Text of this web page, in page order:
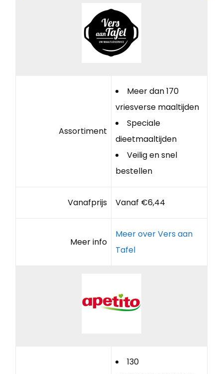
Assortiment
Meer dan 170
vriesverse maaltijden
Speciale
dieetmaaltijden
Veilig en snel
bestellen
Vanafprijs Vanaf €6,44
Meer info
Meer over Vers aan
Tafel
130